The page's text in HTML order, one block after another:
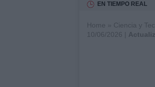
EN TIEMPO REAL
Home » Ciencia y
10/06/2026 |